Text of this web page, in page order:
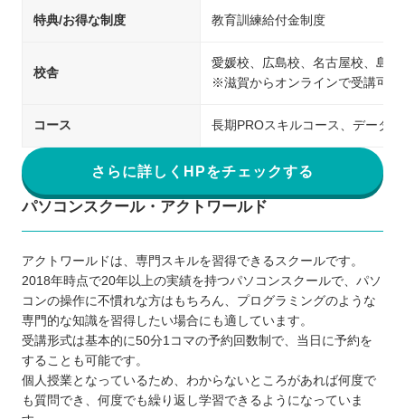
特典/お得な制度 教育訓練給付金制度
校舎
愛媛校、広島校、名古屋校、島根
※滋賀からオンラインで受講可能
コース 長期PROスキルコース、データ
さらに詳しくHPをチェックする
パソコンスクール・アクトワールド
アクトワールドは、専門スキルを習得できるスクールです。
2018年時点で20年以上の実績を持つパソコンスクールで、パソ
コンの操作に不慣れな方はもちろん、プログラミングのような
専門的な知識を習得したい場合にも適しています。
受講形式は基本的に50分1コマの予約回数制で、当日に予約を
することも可能です。
個人授業となっているため、わからないところがあれば何度で
も質問でき、何度でも繰り返し学習できるようになっていま